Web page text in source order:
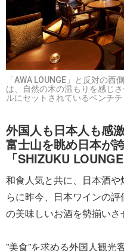
「AWA LOUNGE」と反対の西
は、自然の木の温もりを感じ
ルにセットされているベンチ
外国人も日本人も感
富士山を眺め日本が
「SHIZUKU LOUNGE
和食人気と共に、日本酒
らに昨今、日本ワインの
の美味しいお酒を勢揃いさ
”美食”を求める外国人観光